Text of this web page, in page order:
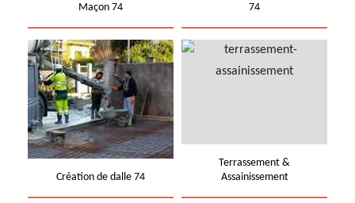
Maçon 74
74
Création de dalle 74
Terrassement &
Assainissement